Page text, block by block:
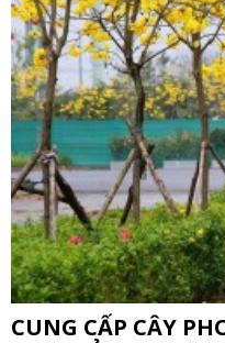
CUNG CẤP CÂY